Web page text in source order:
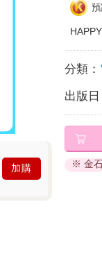
加購
分類：
出版日
※ 金